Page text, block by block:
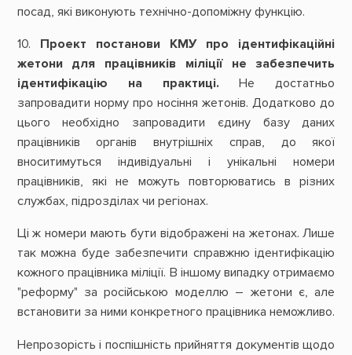
посад, які виконують технічно-допоміжну функцію.
10. Проект постанови КМУ про ідентифікаційні
жетони для працівників міліції не забезпечить
ідентифікацію на практиці. Не достатньо
запровадити норму про носіння жетонів. Додатково до
цього необхідно запровадити єдину базу даних
працівників органів внутрішніх справ, до якої
вноситимуться індивідуальні і унікальні номери
працівників, які не можуть повторюватись в різних
службах, підрозділах чи регіонах.
Ці ж номери мають бути відображені на жетонах. Лише
так можна буде забезпечити справжню ідентифікацію
кожного працівника міліції. В іншому випадку отримаємо
"реформу" за російською моделлю – жетони є, але
встановити за ними конкретного працівника неможливо.
Непрозорість і поспішність прийняття документів щодо